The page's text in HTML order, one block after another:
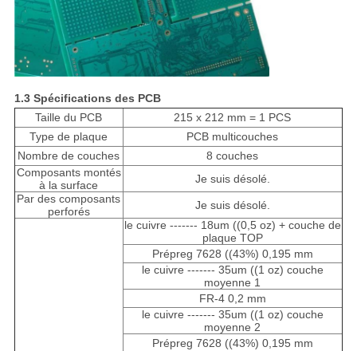
1.3 Spécifications des PCB
Taille du PCB
215 x 212 mm = 1 PCS
Type de plaque
PCB multicouches
Nombre de couches
8 couches
Composants montés
à la surface
Je suis désolé.
Par des composants
perforés
Je suis désolé.
le cuivre ------- 18um ((0,5 oz) + couche de
plaque TOP
Prépreg 7628 ((43%) 0,195 mm
le cuivre ------- 35um ((1 oz) couche
moyenne 1
FR-4 0,2 mm
le cuivre ------- 35um ((1 oz) couche
moyenne 2
Prépreg 7628 ((43%) 0,195 mm